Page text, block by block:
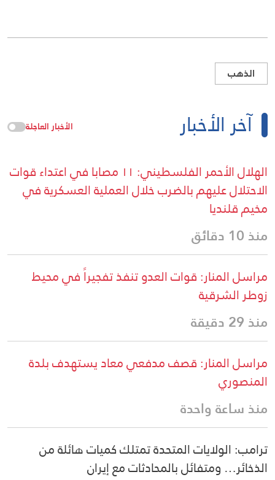
الذهب
آخر الأخبار الأخبار العاجلة
الهلال الأحمر الفلسطيني: ١١ مصابا في اعتداء قوات
الاحتلال عليهم بالضرب خلال العملية العسكرية في
مخيم قلنديا
منذ 10 دقائق
مراسل المنار: قوات العدو تنفذ تفجيراً في محيط
زوطر الشرقية
منذ 29 دقيقة
مراسل المنار: قصف مدفعي معاد يستهدف بلدة
المنصوري
منذ ساعة واحدة
ترامب: الولايات المتحدة تمتلك كميات هائلة من
الذخائر… ومتفائل بالمحادثات مع إيران